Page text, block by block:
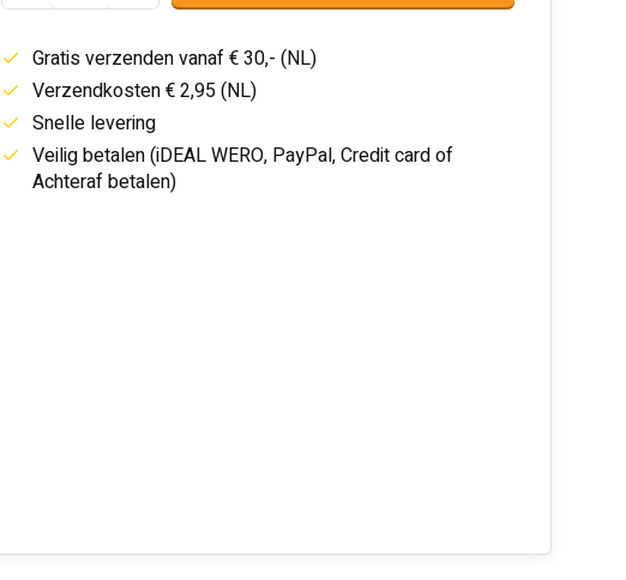
Gratis verzenden vanaf € 30,- (NL)
Verzendkosten € 2,95 (NL)
Snelle levering
Veilig betalen (iDEAL WERO, PayPal, Credit card of
Achteraf betalen)